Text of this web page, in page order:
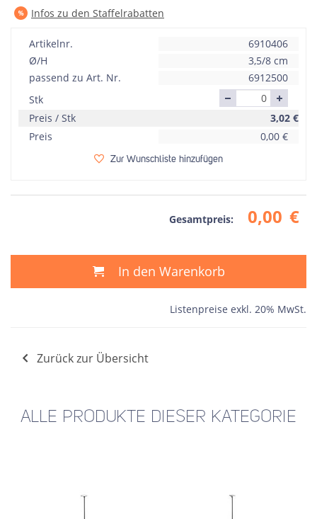
Infos zu den Staffelrabatten
Artikelnr.
6910406
Ø/H
3,5/8 cm
passend zu Art. Nr.
6912500
Stk
Preis / Stk
3,02 €
Preis
0,00 €
Zur Wunschliste hinzufügen
Gesamtpreis: 0,00 €
In den Warenkorb
Listenpreise exkl. 20% MwSt.
Zurück zur Übersicht
ALLE PRODUKTE DIESER KATEGORIE